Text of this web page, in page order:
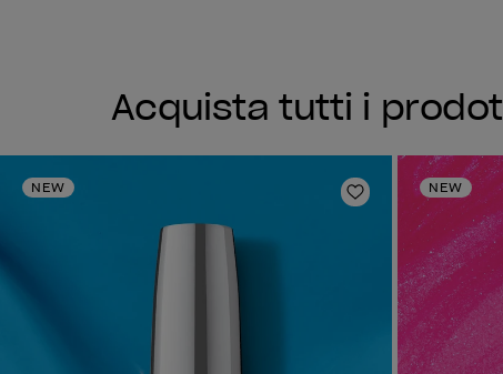
Acquista tutti i
NEW
Aggiungi alla
NEW